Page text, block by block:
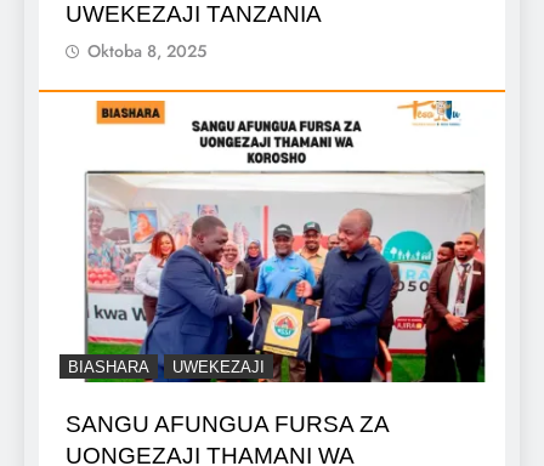
UWEKEZAJI TANZANIA
Oktoba 8, 2025
BIASHARA UWEKEZAJI
SANGU AFUNGUA FURSA ZA
UONGEZAJI THAMANI WA